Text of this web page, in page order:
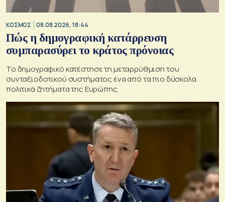
ΚΟΣΜΟΣ 08.08.2026, 18:44
Πώς η δημογραφική κατάρρευση
συμπαρασύρει το κράτος πρόνοιας
Το δημογραφικό κατέστησε τη μεταρρύθμιση του
συνταξιοδοτικού συστήματος ένα από τα πιο δύσκολα
πολιτικά ζητήματα της Ευρώπης